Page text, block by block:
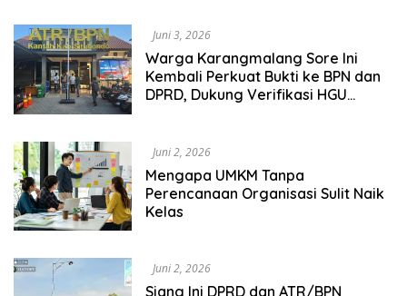
Juni 3, 2026
Warga Karangmalang Sore Ini
Kembali Perkuat Bukti ke BPN dan
DPRD, Dukung Verifikasi HGU
Juni 2, 2026
Mengapa UMKM Tanpa
Perencanaan Organisasi Sulit Naik
Kelas
Juni 2, 2026
Siang Ini DPRD dan ATR/BPN